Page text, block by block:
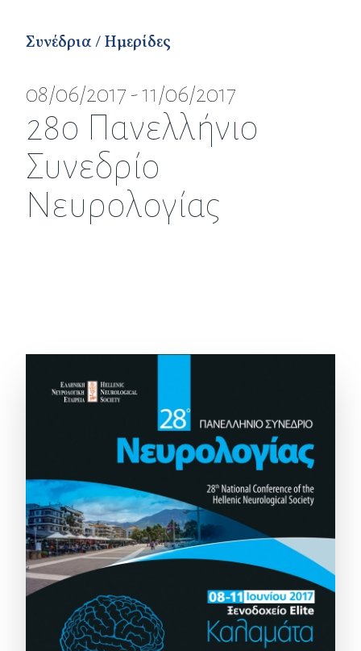
Συνέδρια / Ημερίδες
08/06/2017 - 11/06/2017
28ο Πανελλήνιο
Συνεδρίο
Νευρολογίας